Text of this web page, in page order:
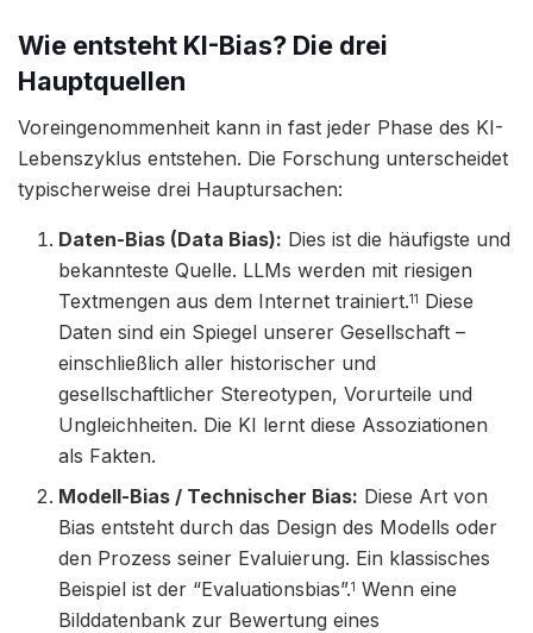
Wie entsteht KI-Bias? Die drei
Hauptquellen
Voreingenommenheit kann in fast jeder Phase des KI-
Lebenszyklus entstehen. Die Forschung unterscheidet
typischerweise drei Hauptursachen:
Daten-Bias (Data Bias): Dies ist die häufigste und
bekannteste Quelle. LLMs werden mit riesigen
Textmengen aus dem Internet trainiert.11 Diese
Daten sind ein Spiegel unserer Gesellschaft –
einschließlich aller historischer und
gesellschaftlicher Stereotypen, Vorurteile und
Ungleichheiten. Die KI lernt diese Assoziationen
als Fakten.
Modell-Bias / Technischer Bias: Diese Art von
Bias entsteht durch das Design des Modells oder
den Prozess seiner Evaluierung. Ein klassisches
Beispiel ist der “Evaluationsbias”.1 Wenn eine
Bilddatenbank zur Bewertung eines